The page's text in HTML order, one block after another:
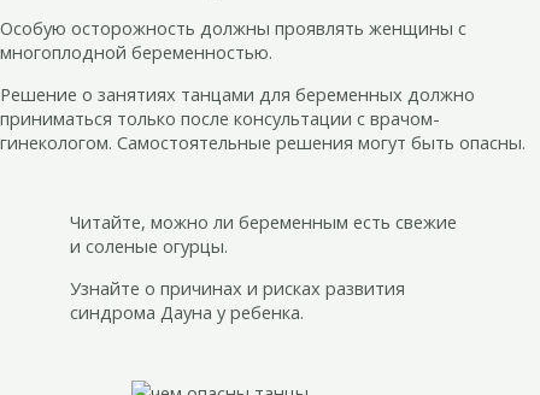
Особую осторожность должны проявлять женщины с
многоплодной беременностью.
Решение о занятиях танцами для беременных должно
приниматься только после консультации с врачом-
гинекологом. Самостоятельные решения могут быть опасны.
Читайте, можно ли беременным есть свежие
и соленые огурцы.
Узнайте о причинах и рисках развития
синдрома Дауна у ребенка.